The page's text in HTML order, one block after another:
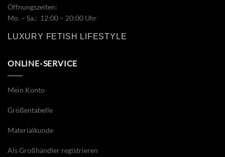
Öffnungszeiten:
Mo. – Sa.: 12:00 – 20:00 Uhr
LUXURY FETISH LIFESTYLE
ONLINE-SERVICE
Mein Konto
Größentabelle
Materialkunde
Als Großhändler registrieren